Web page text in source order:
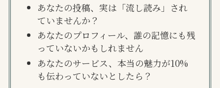
あなたの投稿、実は「流し読み」され
ていませんか？
あなたのプロフィール、誰の記憶にも残
っていないかもしれません
あなたのサービス、本当の魅力が10%
も伝わっていないとしたら？